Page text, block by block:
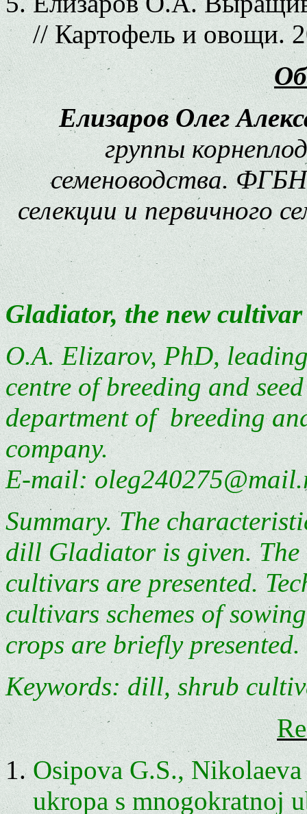
// Картофель и овощи.
Елизаров Олег
группы
семеноводства.
селекции и первичного
Gladiator, the new
O.A. Elizarov, PhD,
centre of breeding and
department of breeding
company.
E-mail:
Summary. The
dill Gladiator is given.
cultivars are presented.
cultivars schemes of
crops are briefly presented.
Keywords: dill, shrub
Osipova G.S.,
ukropa s mnogokratnoj